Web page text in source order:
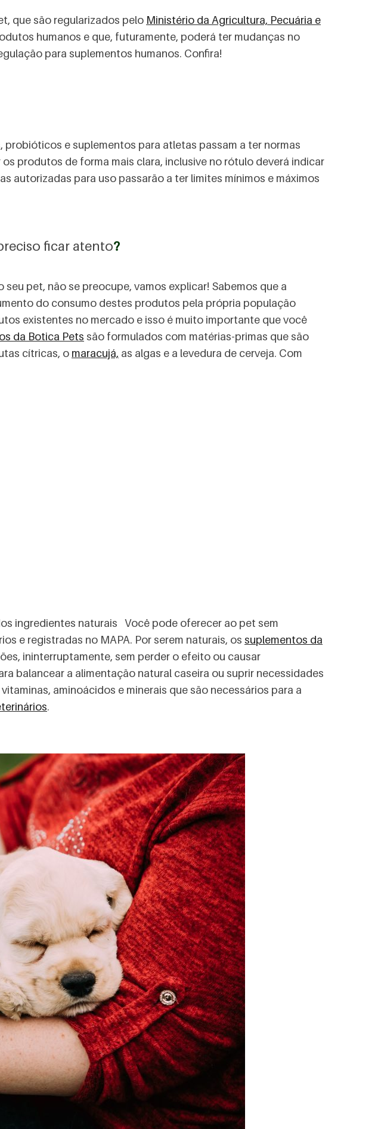
que são regularizados pelo Ministério da Agricultura, Pecuária e
humanos e que, futuramente, poderá ter mudanças no
para suplementos humanos. Confira!
e suplementos para atletas passam a ter normas
produtos de forma mais clara, inclusive no rótulo deverá indicar
autorizadas para uso passarão a ter limites mínimos e máximos
ficar atento?
pet, não se preocupe, vamos explicar! Sabemos que a
do consumo destes produtos pela própria população
existentes no mercado e isso é muito importante que você
da Botica Pets são formulados com matérias-primas que são
cítricas, o maracujá, as algas e a levedura de cerveja. Com
ingredientes naturais Você pode oferecer ao pet sem
e registradas no MAPA. Por serem naturais, os suplementos da
ininterruptamente, sem perder o efeito ou causar
balancear a alimentação natural caseira ou suprir necessidades
aminoácidos e minerais que são necessários para a
.